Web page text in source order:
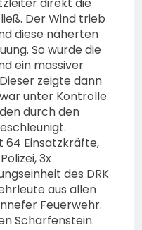
direkt die
Der Wind trieb
diese näherten
So wurde die
ein massiver
zeigte dann
unter Kontrolle.
durch den
64 Einsatzkräfte,
3x
des DRK
aus allen
Feuerwehr.
Scharfenstein.